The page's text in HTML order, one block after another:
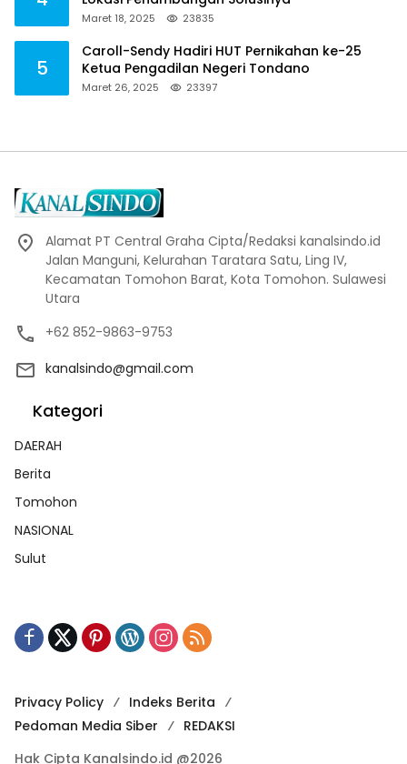
Maret 18, 2025 23835
5
Caroll-Sendy Hadiri HUT Pernikahan ke-25
Ketua Pengadilan Negeri Tondano
Maret 26, 2025 23397
Alamat PT Central Graha Cipta/Redaksi kanalsindo.id
Jalan Manguni, Kelurahan Taratara Satu, Ling IV,
Kecamatan Tomohon Barat, Kota Tomohon. Sulawesi
Utara
+62 852-9863-9753
kanalsindo@gmail.com
Kategori
DAERAH
Berita
Tomohon
NASIONAL
Sulut
Privacy Policy
Indeks Berita
Pedoman Media Siber
REDAKSI
Hak Cipta Kanalsindo.id @2026